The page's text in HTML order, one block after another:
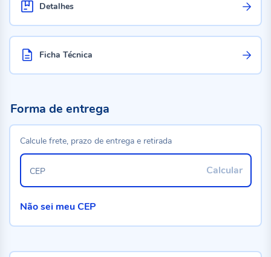
Detalhes
Ficha Técnica
Forma de entrega
Calcule frete, prazo de entrega e retirada
Calcular
CEP
Não sei meu CEP